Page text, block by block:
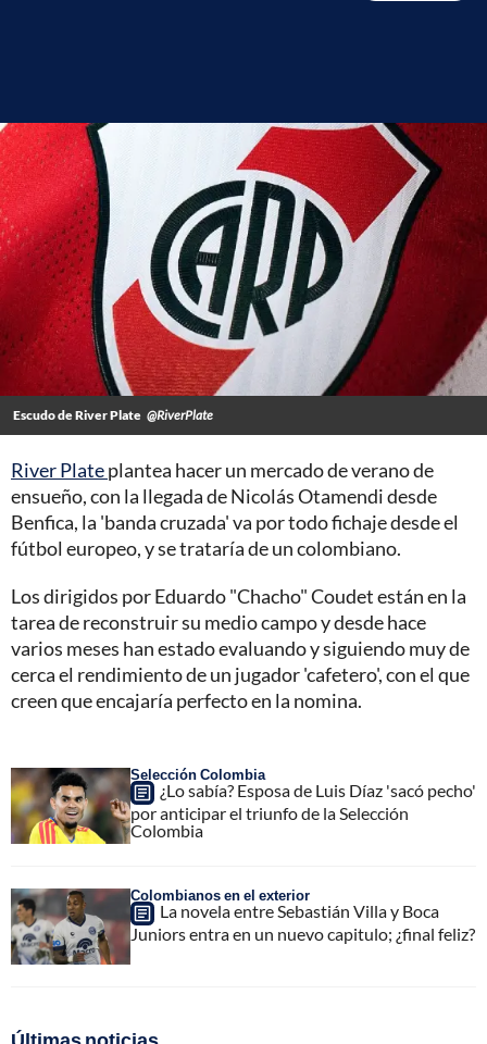
Escudo de River Plate @RiverPlate
River Plateplantea hacer un mercado de verano de
ensueño, con la llegada de Nicolás Otamendi desde
Benfica, la 'banda cruzada' va por todo fichaje desde el
fútbol europeo, y se trataría de un colombiano.
Los dirigidos por Eduardo "Chacho" Coudet están en la
tarea de reconstruir su medio campo y desde hace
varios meses han estado evaluando y siguiendo muy de
cerca el rendimiento de un jugador 'cafetero', con el que
creen que encajaría perfecto en la nomina.
Selección Colombia
¿Lo sabía? Esposa de Luis Díaz 'sacó pecho'
por anticipar el triunfo de la Selección
Colombia
Colombianos en el exterior
La novela entre Sebastián Villa y Boca
Juniors entra en un nuevo capitulo; ¿final feliz?